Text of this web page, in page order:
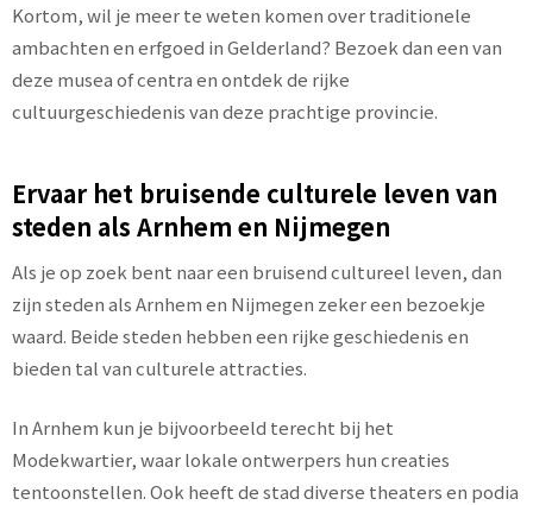
Kortom, wil je meer te weten komen over traditionele
ambachten en erfgoed in Gelderland? Bezoek dan een van
deze musea of centra en ontdek de rijke
cultuurgeschiedenis van deze prachtige provincie.
Ervaar het bruisende culturele leven van
steden als Arnhem en Nijmegen
Als je op zoek bent naar een bruisend cultureel leven, dan
zijn steden als Arnhem en Nijmegen zeker een bezoekje
waard. Beide steden hebben een rijke geschiedenis en
bieden tal van culturele attracties.
In Arnhem kun je bijvoorbeeld terecht bij het
Modekwartier, waar lokale ontwerpers hun creaties
tentoonstellen. Ook heeft de stad diverse theaters en podia